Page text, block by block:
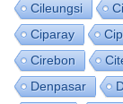
Cileungsi
Ciparay
Cirebon
Denpasar